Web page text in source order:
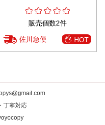
販売個数2件
佐川急便 HOT
丁寧対応